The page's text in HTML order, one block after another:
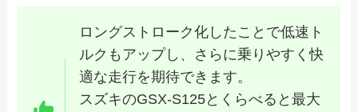
ロングストローク化したことで低速ト
ルクもアップし、さらに乗りやすく快
適な走行を期待できます。
スズキのGSX-S125とくらべると最大